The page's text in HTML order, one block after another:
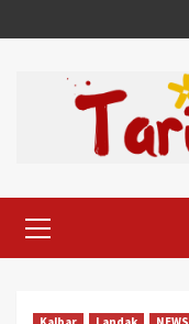
to
Menu